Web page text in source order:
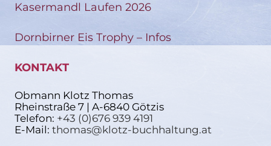
Kasermandl Laufen 2026
Dornbirner Eis Trophy – Infos
KONTAKT
Obmann Klotz Thomas
Rheinstraße 7 | A-6840 Götzis
Telefon: +43 (0)676 939 4191
E-Mail: thomas@klotz-buchhaltung.at